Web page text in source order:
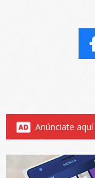
Anúnciate aquí